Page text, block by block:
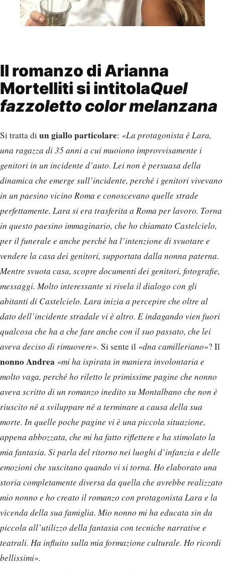
Il romanzo di Arianna
Mortelliti si intitolaQuel
fazzoletto color melanzana
Si tratta di un giallo particolare: «La protagonista è Lara,
una ragazza di 35 anni a cui muoiono improvvisamente i
genitori in un incidente d’auto. Lei non è persuasa della
dinamica che emerge sull’incidente, perché i genitori vivevano
in un paesino vicino Roma e conoscevano quelle strade
perfettamente. Lara si era trasferita a Roma per lavoro. Torna
in questo paesino immaginario, che ho chiamato Castelcielo,
per il funerale e anche perché ha l’intenzione di svuotare e
vendere la casa dei genitori, supportata dalla nonna paterna.
Mentre svuota casa, scopre documenti dei genitori, fotografie,
messaggi. Molto interessante si rivela il dialogo con gli
abitanti di Castelcielo. Lara inizia a percepire che oltre al
dato dell’incidente stradale vi è altro. E indagando vien fuori
qualcosa che ha a che fare anche con il suo passato, che lei
aveva deciso di rimuovere». Si sente il «dna camilleriano»? Il
nonno Andrea «mi ha ispirata in maniera involontaria e
molto vaga, perché ho riletto le primissime pagine che nonno
aveva scritto di un romanzo inedito su Montalbano che non è
riuscito né a sviluppare né a terminare a causa della sua
morte. In quelle poche pagine vi è una piccola situazione,
appena abbozzata, che mi ha fatto riflettere e ha stimolato la
mia fantasia. Si parla del ritorno nei luoghi d’infanzia e delle
emozioni che suscitano quando vi si torna. Ho elaborato una
storia completamente diversa da quella che avrebbe realizzato
mio nonno e ho creato il romanzo con protagonista Lara e la
vicenda della sua famiglia. Mio nonno mi ha educata sin da
piccola all’utilizzo della fantasia con tecniche narrative e
teatrali. Ha influito sulla mia formazione culturale. Ho ricordi
bellissimi».